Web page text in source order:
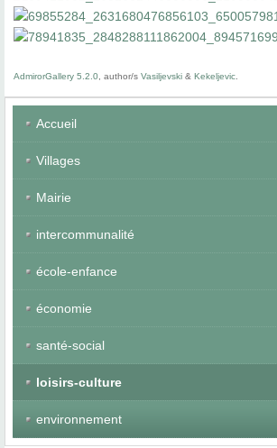
AdmirorGallery 5.2.0 , author/s Vasiljevski & Kekeljevic
Accueil
Villages
Mairie
intercommunalité
école-enfance
économie
santé-social
loisirs-culture
environnement